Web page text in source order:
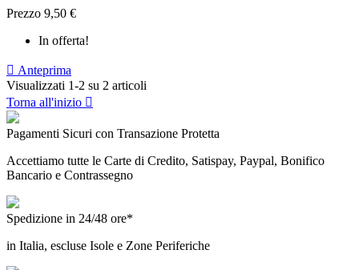
Prezzo 9,50 €
In offerta!
 Anteprima
Visualizzati 1-2 su 2 articoli
Torna all'inizio 
Pagamenti Sicuri con Transazione Protetta
Accettiamo tutte le Carte di Credito, Satispay, Paypal, Bonifico
Bancario e Contrassegno
Spedizione in 24/48 ore*
in Italia, escluse Isole e Zone Periferiche